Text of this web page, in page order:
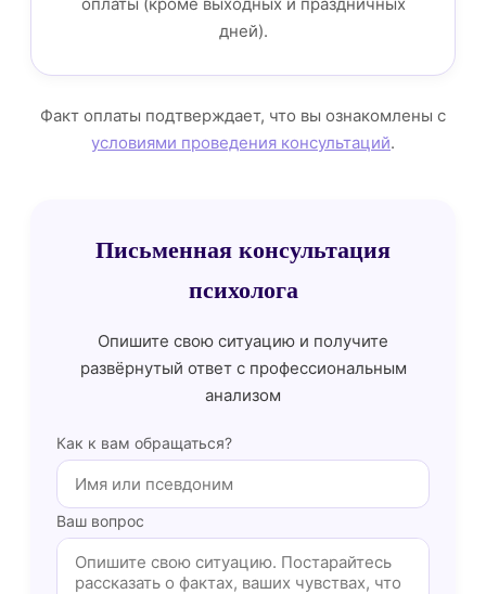
дней).
Факт оплаты подтверждает, что вы ознакомлены с
условиями проведения консультаций.
Письменная консультация
психолога
Опишите свою ситуацию и получите
развёрнутый ответ с профессиональным
анализом
Как к вам обращаться?
Ваш вопрос